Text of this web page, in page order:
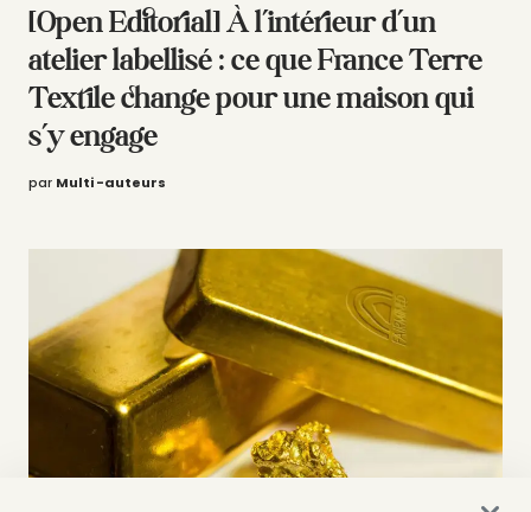
[Open Editorial] À l’intérieur d’un
atelier labellisé : ce que France Terre
Textile change pour une maison qui
s’y engage
par Multi -auteurs